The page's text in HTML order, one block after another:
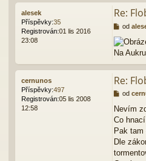
ě
v
alesek
Příspěvky:35
Registrován:01 lis 2016
23:08
Re:
P
í
s
ě
v
od
Na
cernunos
Příspěvky:497
Registrován:05 lis 2008
12:58
Re:
P
í
s
p
ě
e
od
Nevím
Co
Pak tam
Dle